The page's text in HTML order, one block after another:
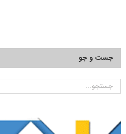
جست و جو
جستجو